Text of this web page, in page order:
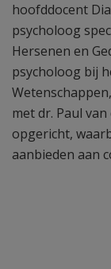
hoofddocent
psycholoog
Hersenen en
psycholoog bij
met dr. Paul
opgericht,
aanbieden aan